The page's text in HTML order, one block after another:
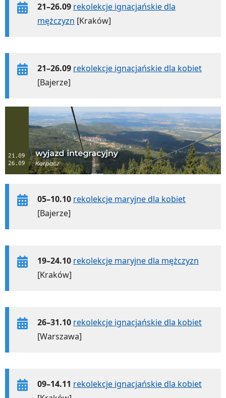
21–26.09 rekolekcje ignacjańskie dla
mężczyzn [Kraków]
21–26.09 rekolekcje ignacjańskie dla kobiet
[Bajerze]
05–10.10 rekolekcje maryjne dla kobiet
[Bajerze]
19–24.10 rekolekcje maryjne dla mężczyzn
[Kraków]
26–31.10 rekolekcje ignacjańskie dla kobiet
[Warszawa]
09–14.11 rekolekcje ignacjańskie dla kobiet